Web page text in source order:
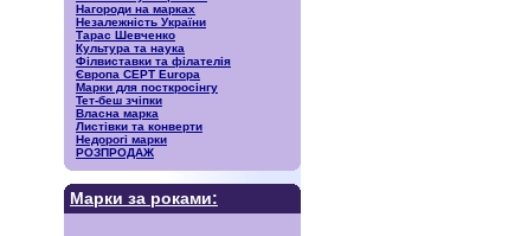
Нагороди на марках
Незалежність України
Тарас Шевченко
Культура та наука
Філвиставки та філателія
Європа CEPT Europa
Марки для посткросінгу
Тет-беш зчіпки
Власна марка
Листівки та конверти
Недорогі марки
РОЗПРОДАЖ
Марки за роками: